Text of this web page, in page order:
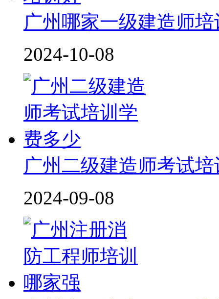
广州哪家一级建造师
2024-10-08
广州二级建造师考试
2024-09-08